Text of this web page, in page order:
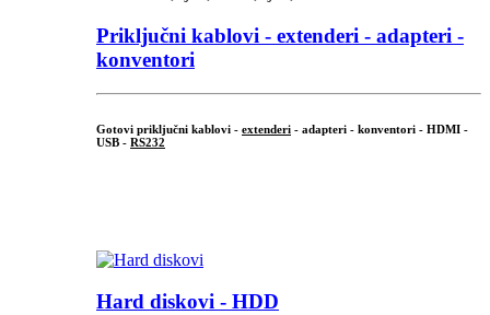
Priključni kablovi - extenderi - adapteri -
konventori
Gotovi priključni kablovi - extenderi - adapteri - konventori - HDMI -
USB - RS232
Hard diskovi - HDD